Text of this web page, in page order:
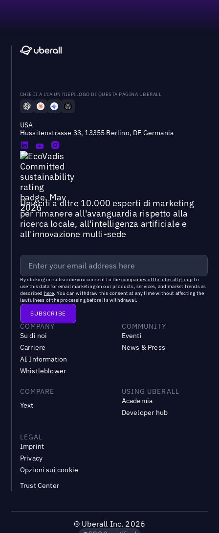
CHIEDI A L'IA UN RIEPILOGO DI QUESTA PAGINA UBERALL
USA
Hussitenstrasse 33, 13355 Berlino, DE Germania
Unisciti a oltre 10.000 esperti di marketing
per rimanere all'avanguardia rispetto alla
ricerca locale, all'intelligenza artificiale e
all'innovazione multi-sede
By clicking on subscribe you consent to the companies of the uberall groupto
use this data for email marketing on our products, services, and market trends as
described here. You can withdraw this consent at any time without affecting the
lawfulness of the processing before its withdrawal.
COMPANY
Su di noi
Carriere
AI Information
Whistleblower
COMMUNITY
Eventi
News & Press
COMPARE
Yext
USING UBERALL
Academia
Developer hub
LEGAL
Imprint
Privacy
Opzioni sui cookie
Trust Center
© Uberall Inc. 2026